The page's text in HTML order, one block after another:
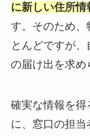
に新しい住所
す。そのため、
とんどですが
の届け出を求め
確実な情報を得
に、窓口の担当